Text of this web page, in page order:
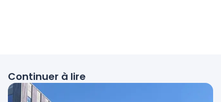
Continuer à lire